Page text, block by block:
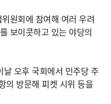
원회에 참여해 여러 우려
보이콧하고 있는 야당의
오후 국회에서 민주당 주
의 방문해 피켓 시위 등을